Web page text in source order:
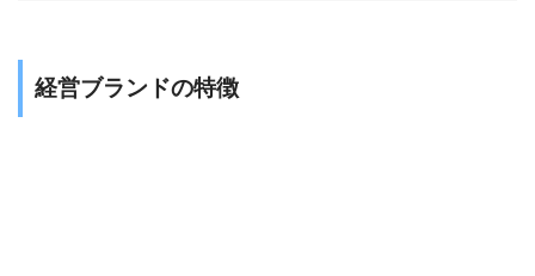
経営ブランドの特徴